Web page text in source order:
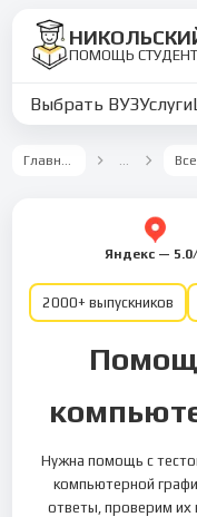
ПОМОЩЬ
Выбрать ВУЗУслуги
Главная …
Яндекс —
2000+ выпускников
Нужна помощь с
компьютерной
ответы, проверим их